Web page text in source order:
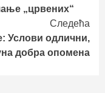
„црвених“
Следећа
Услови одлични,
добра опомена